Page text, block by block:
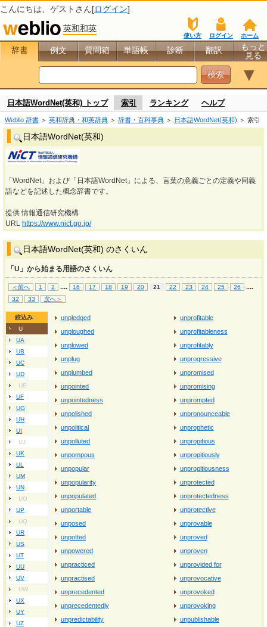
こんにちは、 ゲスト さん[ログイン]
英和和英
ホーム
ログイン
使い方
辞書 例文 質問箱 単語帳 診断 翻訳
もっと
見る
▼
日本語WordNet(英和) トップ 索引 ランキング ヘルプ
Weblio 辞書 ＞ 英和辞典・和英辞典 ＞ 辞書・百科事典 ＞ 日本語WordNet(英和) ＞ 索引
日本語WordNet(英和)
「WordNet」および「日本語WordNet」による、言葉の意義ごとの定義や同義
語などを記述した概念辞書です。
提供 情報通信研究機構
URL https://www.nict.go.jp/
日本語WordNet(英和) のさくいん
「U」から始まる用語のさくいん
＜前へ 1 2 .... 16 17 18 19 20 21 22 23 24 25 26 ....
32 33 次へ＞
絞込み
U
UA
UB
UC
UD
UE
UF
UG
UH
UI
UJ
UK
UL
UM
UN
UO
UP
UQ
UR
US
UT
UU
UV
UW
UX
UY
UZ
unpledged
unploughed
unplowed
unplug
unplumbed
unpointed
unpointedness
unpolished
unpolitical
unpolluted
unpompous
unpopular
unpopularity
unpopulated
unportable
unposed
unpotted
unpowered
unpracticed
unpractised
unprecedented
unprecedentedly
unpredictability
unprofitable
unprofitableness
unprofitably
unprogressive
unpromised
unpromising
unprompted
unpronounceable
unprophetic
unpropitious
unpropitiously
unpropitiousness
unprotected
unprotectedness
unprotective
unprovable
unproved
unproven
unprovided for
unprovocative
unprovoked
unprovoking
unpublishable